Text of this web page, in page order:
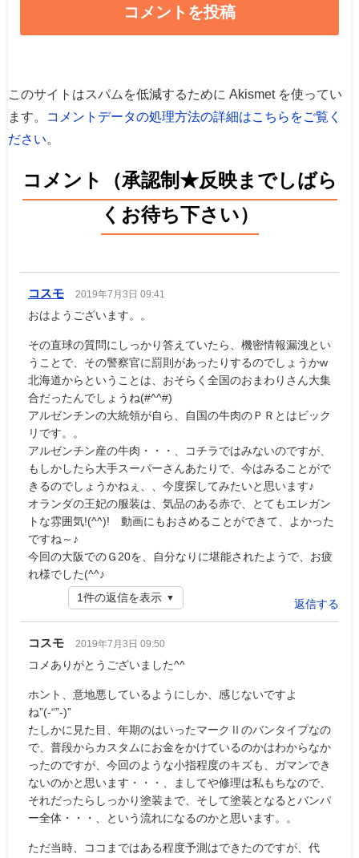
このサイトはスパムを低減するために Akismet を使ってい
ます。
コメントデータの処理方法の詳細はこちらをご覧く
ださい。
コメント（承認制★反映までしばら
くお待ち下さい）
コスモ 2019年7月3日 09:41
おはようございます。。
その直球の質問にしっかり答えていたら、機密情報漏洩とい
うことで、その警察官に罰則があったりするのでしょうかw
北海道からということは、おそらく全国のおまわりさん大集
合だったんでしょうね(#^^#)
アルゼンチンの大統領が自ら、自国の牛肉のＰＲとはビック
リです。。
アルゼンチン産の牛肉・・・、コチラではみないのですが、
もしかしたら大手スーパーさんあたりで、今はみることがで
きるのでしょうかねぇ、、今度探してみたいと思います♪
オランダの王妃の服装は、気品のある赤で、とてもエレガン
トな雰囲気!(^^)! 動画にもおさめることができて、よかった
ですね～♪
今回の大阪でのＧ20を、自分なりに堪能されたようで、お疲
れ様でした(^^♪
返信する
1件の返信を表示
コスモ 2019年7月3日 09:50
コメありがとうございました^^
ホント、意地悪しているようにしか、感じないですよ
ね”(-“”-)”
たしかに見た目、年期のはいったマークⅡのバンタイプなの
で、普段からカスタムにお金をかけているのかはわからなか
ったのですが、今回のような小指程度のキズも、ガマンでき
ないのかと思います・・・、ましてや修理は私もちなので、
それだったらしっかり塗装まで、そして塗装となるとバンパ
ー全体・・・、という流れになるのかと思います。。
ただ当時、ココまではある程度予測はできたのですが、代